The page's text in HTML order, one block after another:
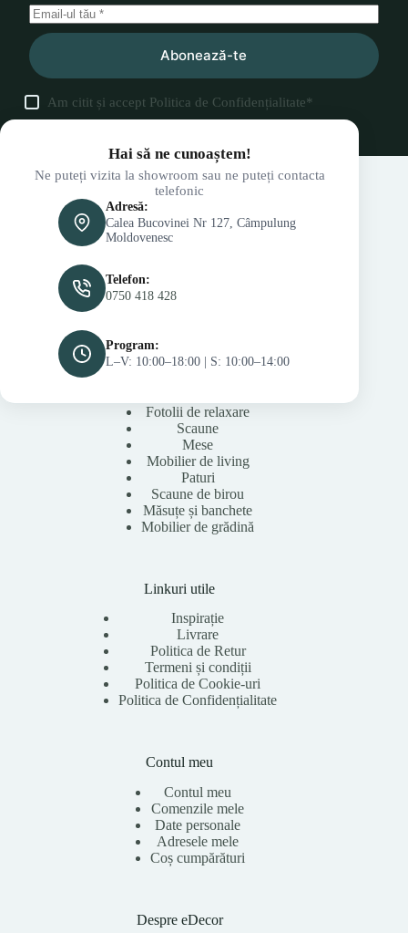
Abonează-te
Am citit și accept Politica de Confidențialitate*
Hai să ne cunoaștem!
Ne puteți vizita la showroom sau ne puteți contacta
telefonic
Adresă:
Calea Bucovinei Nr 127, Câmpulung
Moldovenesc
Telefon:
0750 418 428
Program:
L–V: 10:00–18:00 | S: 10:00–14:00
Fotolii de relaxare
Scaune
Mese
Mobilier de living
Paturi
Scaune de birou
Măsuțe și banchete
Mobilier de grădină
Linkuri utile
Inspirație
Livrare
Politica de Retur
Termeni și condiții
Politica de Cookie-uri
Politica de Confidențialitate
Contul meu
Contul meu
Comenzile mele
Date personale
Adresele mele
Coș cumpărături
Despre eDecor